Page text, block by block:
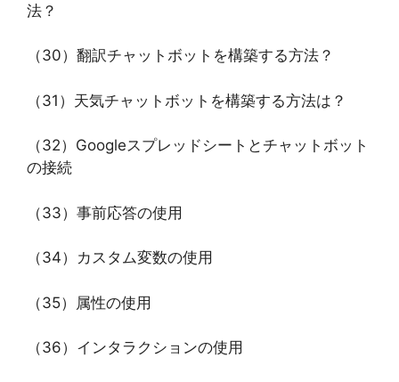
法？
（30）翻訳チャットボットを構築する方法？
（31）天気チャットボットを構築する方法は？
（32）Googleスプレッドシートとチャットボット
の接続
（33）事前応答の使用
（34）カスタム変数の使用
（35）属性の使用
（36）インタラクションの使用